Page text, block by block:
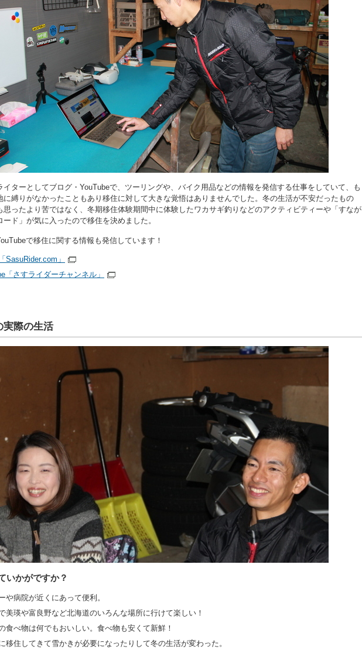
ターとしてブログ・YouTubeで、ツーリングや、バイク用品などの情報を発信する仕事をしていて、も
に縛りがなかったこともあり移住に対して大きな覚悟はありませんでした。冬の生活が不安だったもの
思ったより苦ではなく、冬期移住体験期間中に体験したワカサギ釣りなどのアクティビティーや「すなが
ード」が気に入ったので移住を決めました。
で移住に関する情報も発信しています！
SasuRider.com」
「さすライダーチャンネル」
実際の生活
いかがですか？
や病院が近くにあって便利。
美瑛や富良野など北海道のいろんな場所に行けて楽しい！
食べ物は何でもおいしい。食べ物も安くて新鮮！
移住してきて雪かきが必要になったりして冬の生活が変わった。